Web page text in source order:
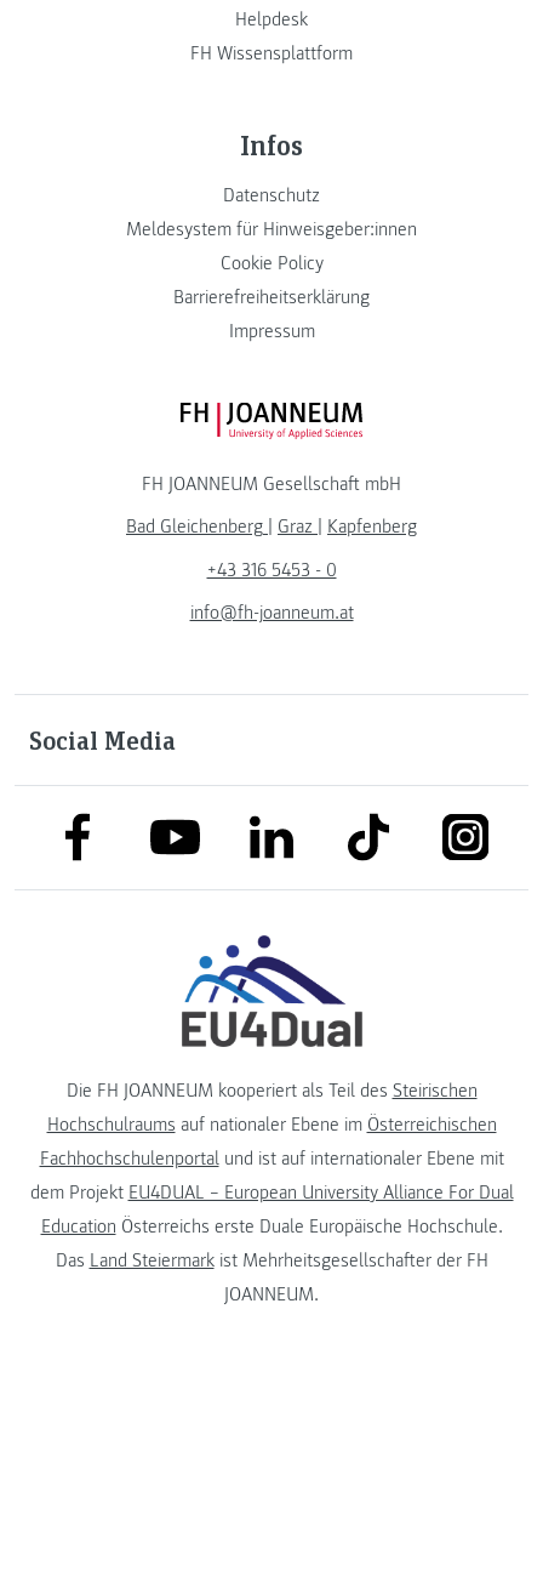
Helpdesk
FH Wissensplattform
Infos
Datenschutz
Meldesystem für Hinweisgeber:innen
Cookie Policy
Barrierefreiheitserklärung
Impressum
FH JOANNEUM Logo
FH JOANNEUM Gesellschaft mbH
Bad Gleichenberg
Graz
Kapfenberg
+43 316 5453 - 0
info@fh-joanneum.at
Social Media
link to facebooklink to youtubelink to linkedinlink to tiktok
Die FH JOANNEUM kooperiert als Teil des Steirischen
Hochschulraums auf nationaler Ebene im Österreichischen
Fachhochschulenportalund ist auf internationaler Ebene mit
dem Projekt EU4DUAL – European University Alliance For Dual
Education Österreichs erste Duale Europäische Hochschule.
Das Land Steiermarkist Mehrheitsgesellschafter der FH
JOANNEUM.